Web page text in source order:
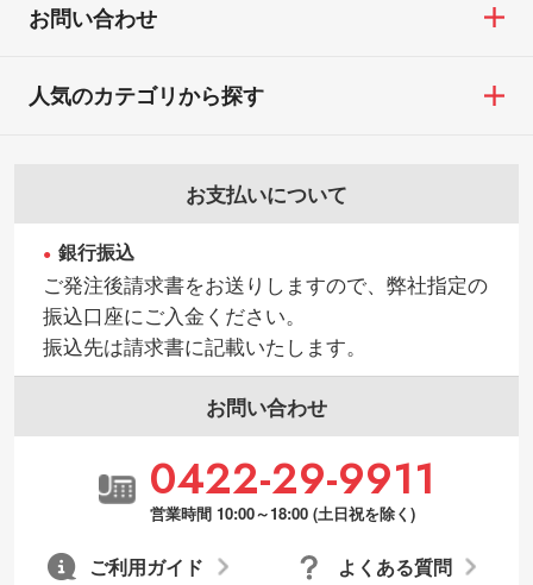
お問い合わせ
お支払いについて
銀行振込
ご発注後請求書をお送りしますので、弊社指定の
振込口座にご入金ください。
振込先は請求書に記載いたします。
お問い合わせ
0422-29-9911
営業時間 10:00～18:00 (土日祝を除く)
よくある質問
ご利用ガイド
人気のカテゴリから探す